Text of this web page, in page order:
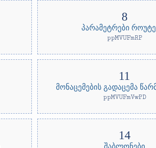
პარამეტრები
ppMVUFmRP
მონაცემების გადაცემა
ppMVUFmVwPD
შაბლონები